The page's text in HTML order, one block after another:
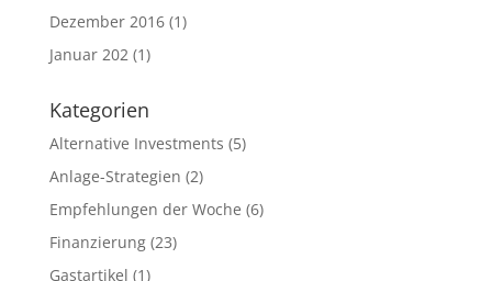
Dezember 2016(1)
Januar 202(1)
Kategorien
Alternative Investments (5)
Anlage-Strategien (2)
Empfehlungen der Woche (6)
Finanzierung(23)
Gastartikel (1)